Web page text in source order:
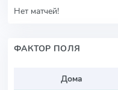
Нет матчей!
ФАКТОР ПОЛЯ
Дома